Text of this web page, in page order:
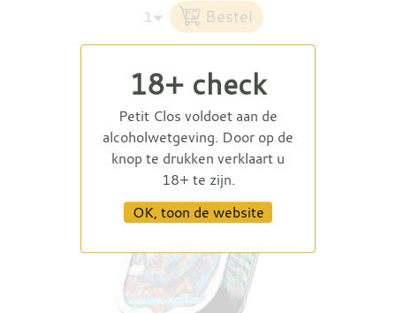
18+ check
Petit Clos voldoet aan de
alcoholwetgeving. Door op de
knop te drukken verklaart u
18+ te zijn.
OK, toon de website